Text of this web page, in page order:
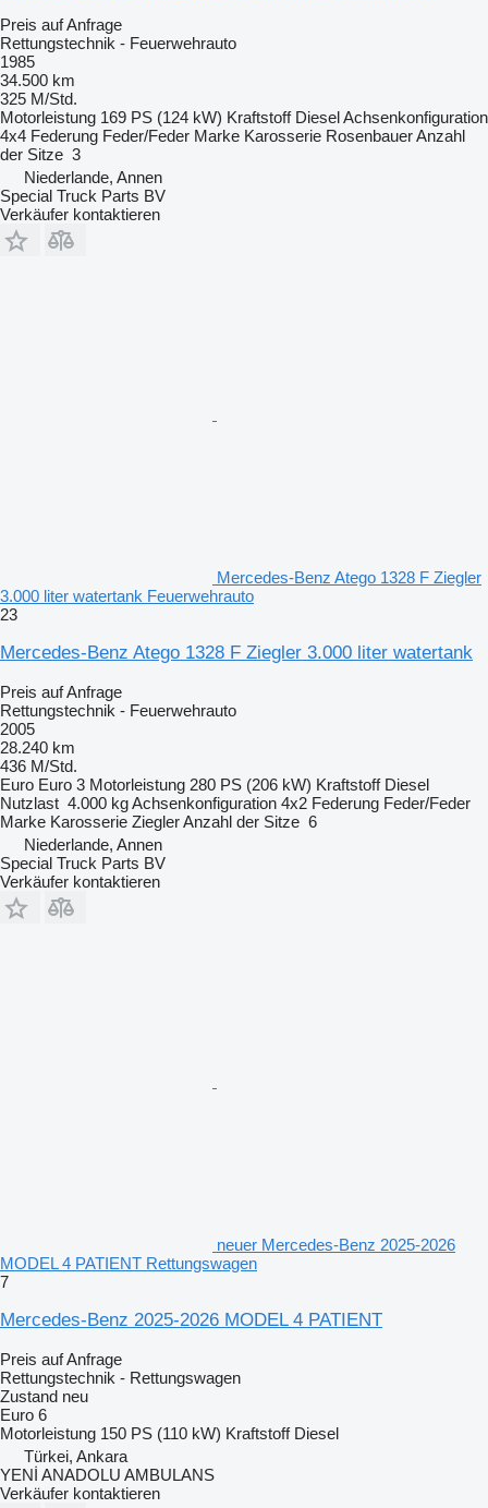
Preis auf Anfrage
Rettungstechnik - Feuerwehrauto
1985
34.500 km
325 M/Std.
Motorleistung 169 PS (124 kW) Kraftstoff DieselAchsenkonfiguration
4x4 Federung Feder/Feder Marke Karosserie RosenbauerAnzahl
der Sitze 3
Niederlande, Annen
Special Truck Parts BV
Verkäufer kontaktieren
Mercedes-Benz Atego 1328 F Ziegler
3.000 liter watertank Feuerwehrauto
23
Mercedes-Benz Atego 1328 F Ziegler 3.000 liter watertank
Preis auf Anfrage
Rettungstechnik - Feuerwehrauto
2005
28.240 km
436 M/Std.
Euro Euro 3 Motorleistung 280 PS (206 kW) Kraftstoff Diesel
Nutzlast 4.000 kgAchsenkonfiguration 4x2 Federung Feder/Feder
Marke Karosserie ZieglerAnzahl der Sitze 6
Niederlande, Annen
Special Truck Parts BV
Verkäufer kontaktieren
neuer Mercedes-Benz 2025-2026
MODEL 4 PATIENT Rettungswagen
7
Mercedes-Benz 2025-2026 MODEL 4 PATIENT
Preis auf Anfrage
Rettungstechnik - Rettungswagen
Zustand neu
Euro 6
Motorleistung 150 PS (110 kW) Kraftstoff Diesel
Türkei, Ankara
YENİ ANADOLU AMBULANS
Verkäufer kontaktieren